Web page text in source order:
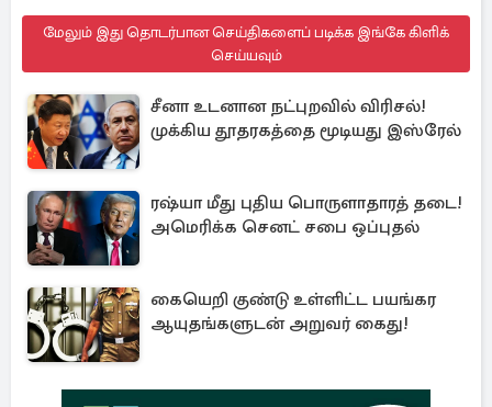
மேலும் இது தொடர்பான செய்திகளைப் படிக்க இங்கே கிளிக்
செய்யவும்
சீனா உடனான நட்புறவில் விரிசல்!
முக்கிய தூதரகத்தை மூடியது இஸ்ரேல்
ரஷ்யா மீது புதிய பொருளாதாரத் தடை!
அமெரிக்க செனட் சபை ஒப்புதல்
கையெறி குண்டு உள்ளிட்ட பயங்கர
ஆயுதங்களுடன் அறுவர் கைது!